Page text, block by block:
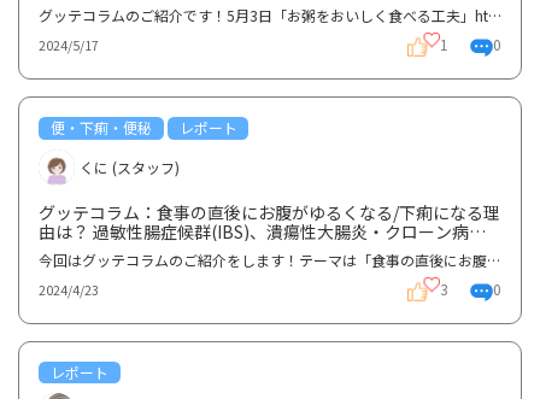
グッテコラムのご紹介です！5月3日「お粥をおいしく食べる工夫」https://learn.goodtecommunity.com/spe...
2024/5/17 1 0
便・下痢・便秘
レポート
くに (スタッフ)
グッテコラム：食事の直後にお腹がゆるくなる/下痢になる理
由は？ 過敏性腸症候群(IBS)、潰瘍性大腸炎・クローン病
(IBD)と胃―大腸(結腸)反射 (Gastro-colic reflex)
今回はグッテコラムのご紹介をします！テーマは「食事の直後にお腹がゆるくなる/下痢になる理由は？」冷...
2024/4/23 3 0
レポート